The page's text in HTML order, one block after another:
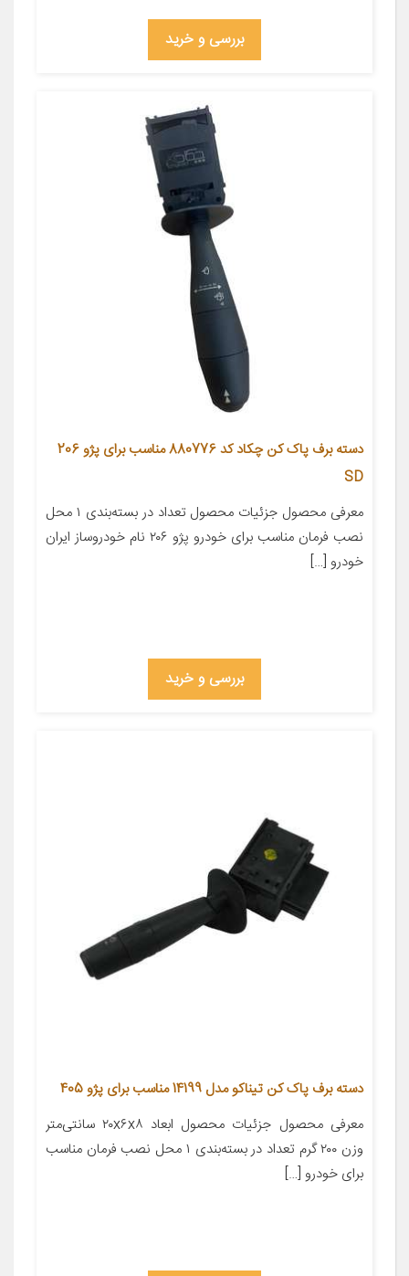
بررسی و خرید
دسته برف پاک کن چکاد کد 880776 مناسب برای پژو 206
SD
معرفی محصول جزئیات محصول تعداد در بسته‌بندی ۱ محل
نصب فرمان مناسب برای خودرو پژو ۲۰۶ نام خودروساز ایران
خودرو […]
بررسی و خرید
دسته برف پاک کن تیناکو مدل 14199 مناسب برای پژو 405
معرفی محصول جزئیات محصول ابعاد ۲۰x۶x۸ سانتی‌متر
وزن ۲۰۰ گرم تعداد در بسته‌بندی ۱ محل نصب فرمان مناسب
برای خودرو […]